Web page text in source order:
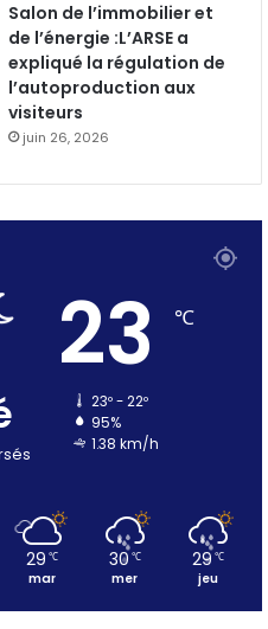
Salon de l’immobilier et
de l’énergie :L’ARSE a
expliqué la régulation de
l’autoproduction aux
visiteurs
juin 26, 2026
23 ℃
23º - 22º
95%
1.38 km/h
29 ℃
mar
30 ℃
mer
29 ℃
jeu